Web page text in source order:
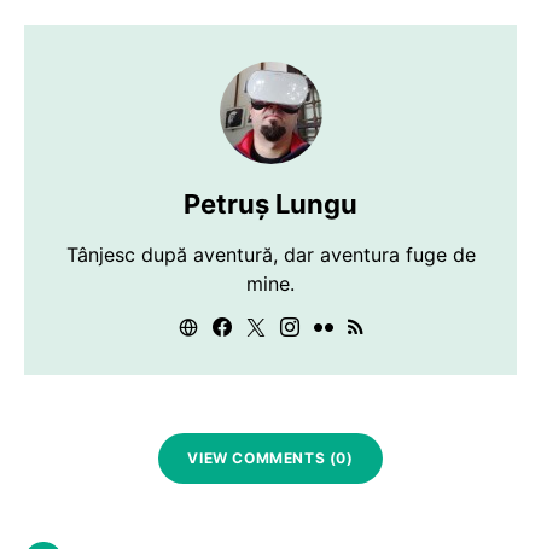
Petruș Lungu
Tânjesc după aventură, dar aventura fuge de
mine.
VIEW COMMENTS (0)